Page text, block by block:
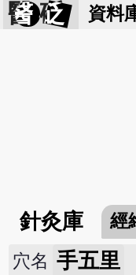
醫 砭 資料
針灸庫 經
穴名 手五里